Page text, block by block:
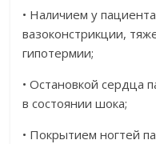
• Наличием у
вазоконстрикции,
гипотермии;
• Остановкой сердца
в состоянии шока;
• Покрытием ногтей